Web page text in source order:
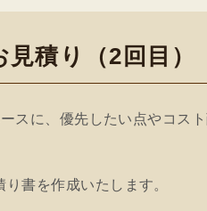
積り（2回目）
スに、優先したい点やコス
書を作成いたします。